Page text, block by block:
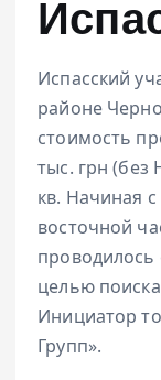
Испасский
районе
стоимость
тыс. грн (без
кв. Начиная с
восточной
проводилось
целью
Инициатор
Групп».